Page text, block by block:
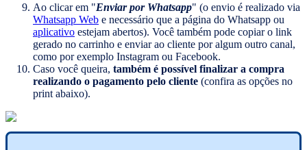
Ao clicar em "Enviar por Whatsapp" (o envio é realizado via
Whatsapp Web e necessário que a página do Whatsapp ou
aplicativo estejam abertos). Você também pode copiar o link
gerado no carrinho e enviar ao cliente por algum outro canal,
como por exemplo Instagram ou Facebook.
Caso você queira, também é possível finalizar a compra
realizando o pagamento pelo cliente (confira as opções no
print abaixo).